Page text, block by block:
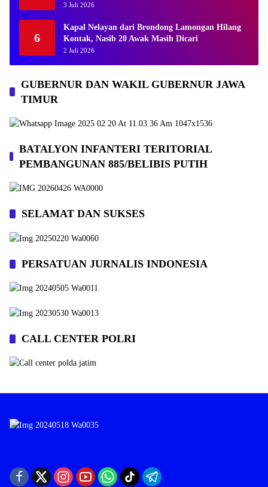
3 Juli 2026
6
Kapal Nelayan dari Brondong Lamongan Hilang
Kontak, Nasib 20 Awak Masih Dicari
2 Juli 2026
GUBERNUR DAN WAKIL GUBERNUR JAWA
TIMUR
BATALYON INFANTERI TERITORIAL
PEMBANGUNAN 885/BELIBIS PUTIH
SELAMAT DAN SUKSES
PERSATUAN JURNALIS INDONESIA
CALL CENTER POLRI